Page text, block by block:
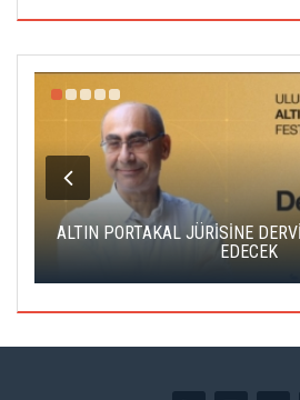
ALTIN PORTAKAL JÜRİSİNE
EDECEK